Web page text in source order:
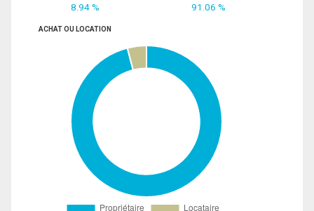
8.94 % 91.06 %
ACHAT OU LOCATION